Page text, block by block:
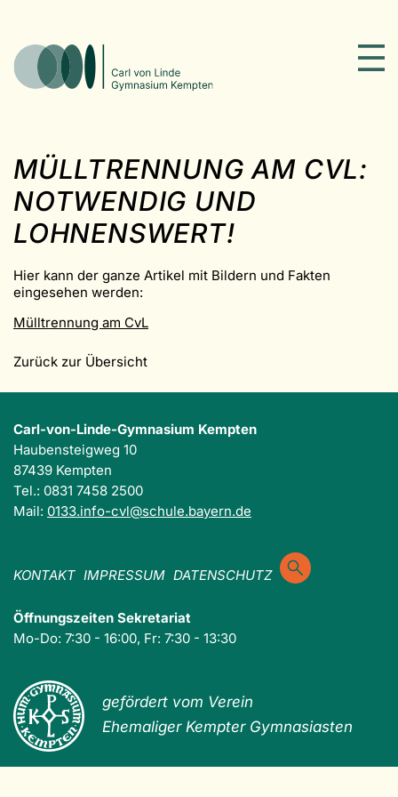
MÜLLTRENNUNG AM CVL:
NOTWENDIG UND
LOHNENSWERT!
Hier kann der ganze Artikel mit Bildern und Fakten
eingesehen werden:
Mülltrennung am CvL
Zurück zur Übersicht
Carl-von-Linde-Gymnasium Kempten
Haubensteigweg 10
87439 Kempten
Tel.: 0831 7458 2500
Mail: 0133.info-cvl@schule.bayern.de
KONTAKT IMPRESSUM DATENSCHUTZ
Öffnungszeiten Sekretariat
Mo-Do: 7:30 - 16:00, Fr: 7:30 - 13:30
gefördert vom Verein
Ehemaliger Kempter Gymnasiasten